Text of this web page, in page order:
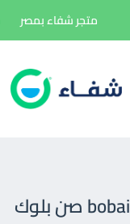
إلى
متجر شفاء بمصر
bobai صن بلوك